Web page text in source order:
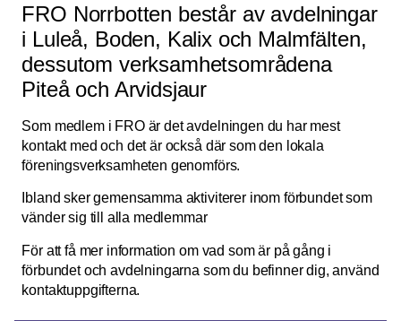
FRO Norrbotten består av avdelningar
i Luleå, Boden, Kalix och Malmfälten,
dessutom verksamhetsområdena
Piteå och Arvidsjaur
Som medlem i FRO är det avdelningen du har mest
kontakt med och det är också där som den lokala
föreningsverksamheten genomförs.
Ibland sker gemensamma aktiviterer inom förbundet som
vänder sig till alla medlemmar
För att få mer information om vad som är på gång i
förbundet och avdelningarna som du befinner dig, använd
kontaktuppgifterna.